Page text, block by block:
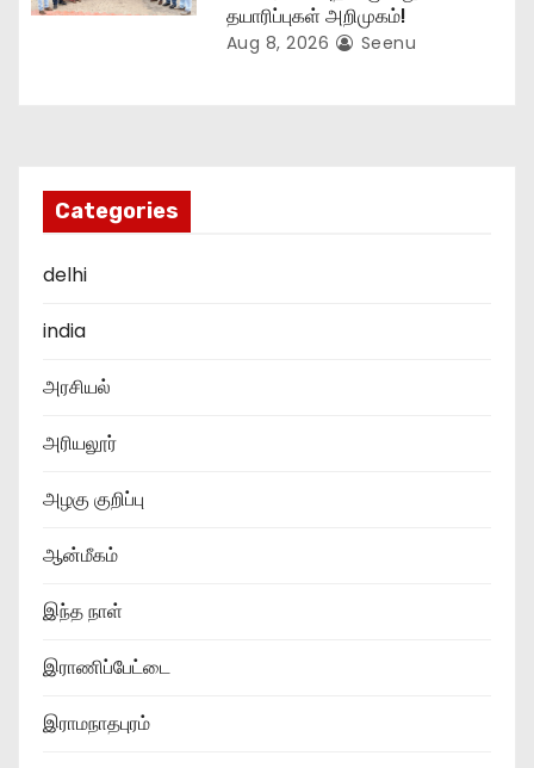
தயாரிப்புகள் அறிமுகம்!
Aug 8, 2026 Seenu
Categories
delhi
india
அரசியல்
அரியலூர்
அழகு குறிப்பு
ஆன்மீகம்
இந்த நாள்
இராணிப்பேட்டை
இராமநாதபுரம்